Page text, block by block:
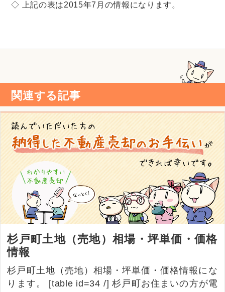
◇ 上記の表は2015年7月の情報になります。
関連する記事
杉戸町土地（売地）相場・坪単価・価格
情報
杉戸町土地（売地）相場・坪単価・価格情報にな
ります。 [table id=34 /] 杉戸町お住まいの方が電